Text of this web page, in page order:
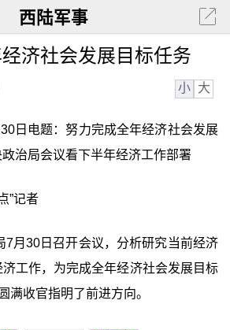
西陆军事
济社会发展目标任务
小 大
日电题：努力完成全年经济社会发展
治局会议看下半年经济工作部署
”记者
7月30日召开会议，分析研究当前经济
工作，为完成全年经济社会发展目标
满收官指明了前进方向。